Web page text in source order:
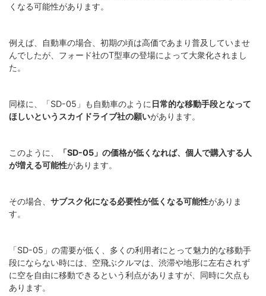
くなる可能性があります。
例えば、自動車の場合、初期の頃は高価であまり普及していませ
んでしたが、フォード社のT型車の登場によって大衆化されまし
た。
同様に、「SD-05」も自動車のように 日常的な移動手段となって
ほしいというスカイドライブ社の願いがあります。
このように、
「SD-05」の価格が低くなれば、個人で購入する人
が増える可能性があります。
その場合、 サブスク化になる必要性が低くなる可能性がありま
す。
「SD-05」の需要が低く、多くの利用者にとって魅力的な移動手
段にならない時には、空飛ぶクルマは、渋滞や地形に左右されず
に空を自由に移動できるという利点がありますが、同時に欠点も
あります。